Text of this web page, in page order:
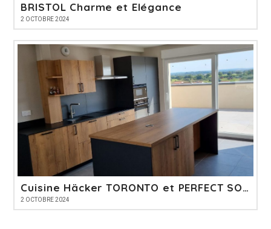
BRISTOL Charme et Elégance
2 OCTOBRE 2024
Cuisine Häcker TORONTO et PERFECT SOFT
2 OCTOBRE 2024